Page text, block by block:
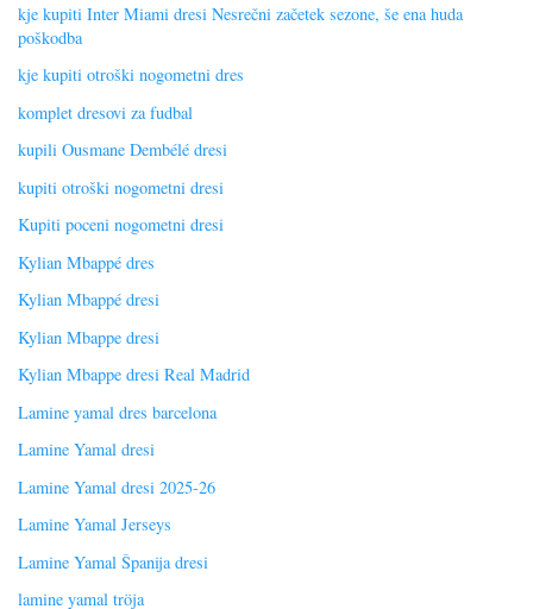
kje kupiti Inter Miami dresi Nesrečni začetek sezone, še ena huda
poškodba
kje kupiti otroški nogometni dres
komplet dresovi za fudbal
kupili Ousmane Dembélé dresi
kupiti otroški nogometni dresi
Kupiti poceni nogometni dresi
Kylian Mbappé dres
Kylian Mbappé dresi
Kylian Mbappe dresi
Kylian Mbappe dresi Real Madrid
Lamine yamal dres barcelona
Lamine Yamal dresi
Lamine Yamal dresi 2025-26
Lamine Yamal Jerseys
Lamine Yamal Španija dresi
lamine yamal tröja